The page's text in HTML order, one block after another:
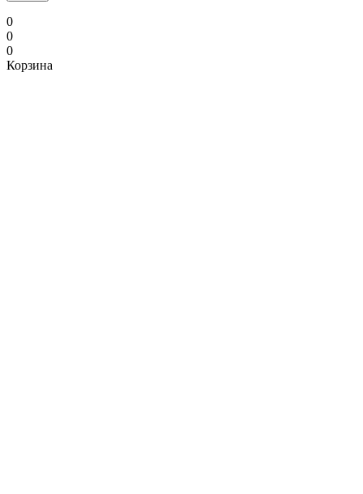
0
0
0
Корзина